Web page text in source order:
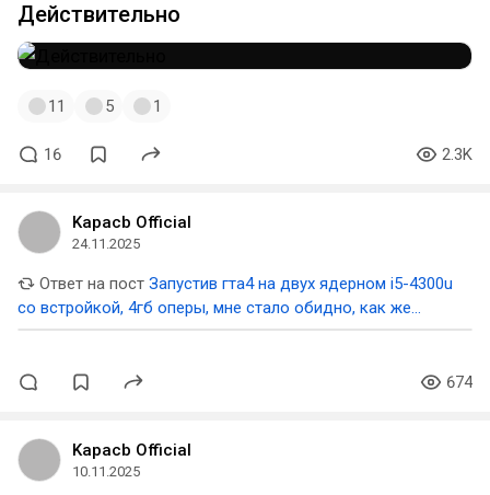
Действительно
11 5 1
16 2.3K
Kapacb Official
24.11.2025
Ответ на пост Запустив гта4 на двух ядерном i5-4300u
со встройкой, 4гб оперы, мне стало обидно, как же
классно могли раньше оптимизировать игры. 256 мб гпу
674
Kapacb Official
10.11.2025